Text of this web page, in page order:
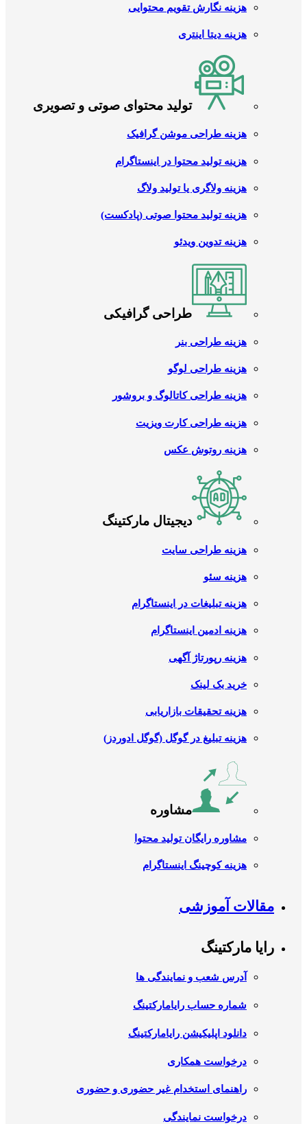
هزینه نگارش تقویم محتوایی
هزینه دیتا اینتری
تولید محتوای صوتی و تصویری
هزینه طراحی موشن گرافیک
هزینه تولید محتوا در اینستاگرام
هزینه ولاگری یا تولید ولاگ
هزینه تولید محتوا صوتی (پادکست)
هزینه تدوین ویدئو
طراحی گرافیکی
هزینه طراحی بنر
هزینه طراحی لوگو
هزینه طراحی کاتالوگ و بروشور
هزینه طراحی کارت ویزیت
هزینه روتوش عکس
دیجیتال مارکتینگ
هزینه طراحی سایت
هزینه سئو
هزینه تبلیغات در اینستاگرام
هزینه ادمین اینستاگرام
هزینه رپورتاژ آگهی
خرید بک لینک
هزینه تحقیقات بازاریابی
هزینه تبلیغ در گوگل (گوگل ادوردز)
مشاوره
مشاوره رایگان تولید محتوا
هزینه کوچینگ اینستاگرام
مقالات آموزشی
رایا مارکتینگ
آدرس شعب و نمایندگی ها
شماره حساب رایامارکتینگ
دانلود اپلیکیشن رایامارکتینگ
درخواست همکاری
راهنمای استخدام غیر حضوری و حضوری
درخواست نمایندگی